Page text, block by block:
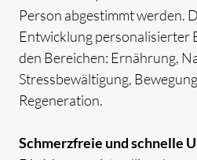
Person abgestimmt werden.
Entwicklung personalisierter
den Bereichen: Ernährung,
Stressbewältigung,
Regeneration.
Schmerzfreie und schnelle